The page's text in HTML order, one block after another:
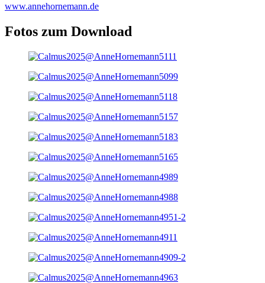
www.annehornemann.de
Fotos zum Download